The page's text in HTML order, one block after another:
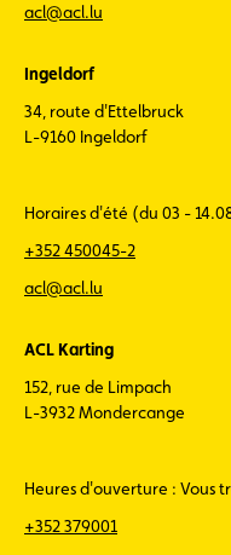
acl@acl.lu
Ingeldorf
34, route d'Ettelbruck
L-9160 Ingeldorf
Horaires d'été (du 03 -
+352 450045-2
acl@acl.lu
ACL Karting
152, rue de Limpach
L-3932 Mondercange
Heures d'ouverture : Vous
+352 379001